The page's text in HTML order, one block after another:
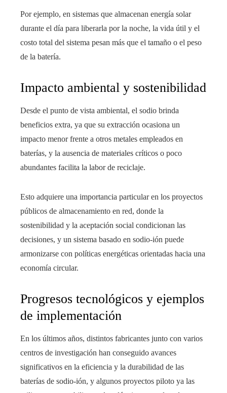
Por ejemplo, en sistemas que almacenan energía solar
durante el día para liberarla por la noche, la vida útil y el
costo total del sistema pesan más que el tamaño o el peso
de la batería.
Impacto ambiental y sostenibilidad
Desde el punto de vista ambiental, el sodio brinda
beneficios extra, ya que su extracción ocasiona un
impacto menor frente a otros metales empleados en
baterías, y la ausencia de materiales críticos o poco
abundantes facilita la labor de reciclaje.
Esto adquiere una importancia particular en los proyectos
públicos de almacenamiento en red, donde la
sostenibilidad y la aceptación social condicionan las
decisiones, y un sistema basado en sodio-ión puede
armonizarse con políticas energéticas orientadas hacia una
economía circular.
Progresos tecnológicos y ejemplos
de implementación
En los últimos años, distintos fabricantes junto con varios
centros de investigación han conseguido avances
significativos en la eficiencia y la durabilidad de las
baterías de sodio-ión, y algunos proyectos piloto ya las